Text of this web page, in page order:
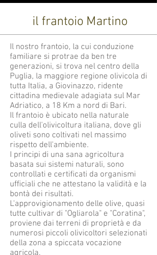
Il nostro frantoio, la cui conduzione
familiare si protrae da ben tre
generazioni, si trova nel centro della
Puglia, la maggiore regione olivicola di
tutta Italia, a Giovinazzo, ridente
cittadina medievale adagiata sul Mar
Adriatico, a 18 Km a nord di Bari.
Il frantoio è ubicato nella naturale
culla dell'olivicoltura italiana, dove gli
oliveti sono coltivati nel massimo
rispetto dell'ambiente.
I principi di una sana agricoltura
basata sui sistemi naturali, sono
controllati e certificati da organismi
ufficiali che ne attestano la validità e la
bontà dei risultati.
L'approvigionamento delle olive, quasi
tutte cultivar di "Ogliarola" e "Coratina",
proviene dai terreni di proprietà e da
numerosi piccoli olivicoltori selezionati
della zona a spiccata vocazione
agricola.
il frantoio Martino